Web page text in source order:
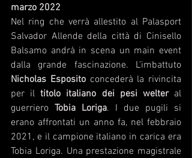
marzo 2022
Nel ring che verrà allestito al Palasport
Salvador Allende della città di Cinisello
Balsamo andrà in scena un main event
Nicholas Esposito concederà la rivincita
per il titolo italiano dei pesi welter al
guerriero Tobia Loriga. I due pugili si
erano affrontati un anno fa, nel febbraio
2021, e il campione italiano in carica era
Tobia Loriga. Una prestazione magistrale